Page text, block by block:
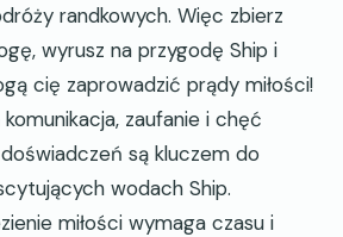
randkowych. Więc zbierz
wyrusz na przygodę Ship i
cię zaprowadzić prądy miłości!
zaufanie i chęć
są kluczem do
wodach Ship.
miłości wymaga czasu i